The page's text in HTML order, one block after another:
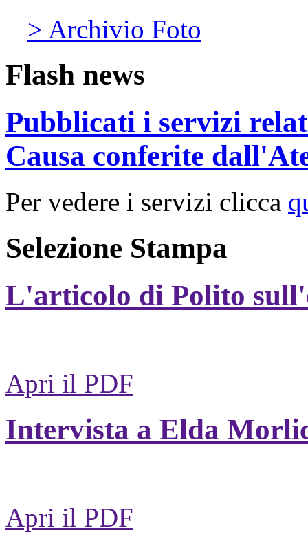
> Archivio Foto
Flash news
Pubblicati i servizi
Causa conferite
Per vedere i servizi clicca
Selezione Stampa
L'articolo di Polito
Apri il PDF
Intervista a Elda
Apri il PDF